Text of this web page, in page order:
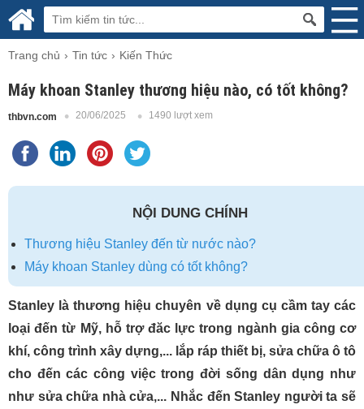
Trang chủ Tin tức Kiến Thức
Máy khoan Stanley thương hiệu nào, có tốt không?
thbvn.com 20/06/2025 1490 lượt xem
NỘI DUNG CHÍNH
Thương hiệu Stanley đến từ nước nào?
Máy khoan Stanley dùng có tốt không?
Stanley là thương hiệu chuyên về dụng cụ cầm tay các
loại đến từ Mỹ, hỗ trợ đăc lực trong ngành gia công cơ
khí, công trình xây dựng,... lắp ráp thiết bị, sửa chữa ô tô
cho đến các công việc trong đời sống dân dụng như
như sửa chữa nhà cửa,... Nhắc đến Stanley người ta sẽ